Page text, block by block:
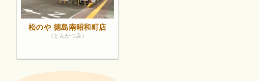
松のや 徳島南昭和町店
（とんかつ店）